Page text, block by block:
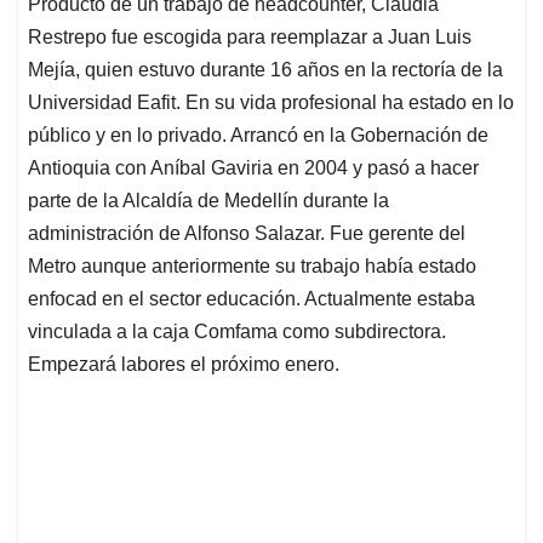
s
A
p
p
b
o
o
k
e
d
I
n
l
a
d
s
Restrepo fue escogida para reemplazar a Juan Luis
Mejía, quien estuvo durante 16 años en la rectoría de la
Universidad Eafit. En su vida profesional ha estado en lo
público y en lo privado. Arrancó en la Gobernación de
Antioquia con Aníbal Gaviria en 2004 y pasó a hacer
parte de la Alcaldía de Medellín durante la
administración de Alfonso Salazar. Fue gerente del
Metro aunque anteriormente su trabajo había estado
enfocad en el sector educación. Actualmente estaba
vinculada a la caja Comfama como subdirectora.
Empezará labores el próximo enero.